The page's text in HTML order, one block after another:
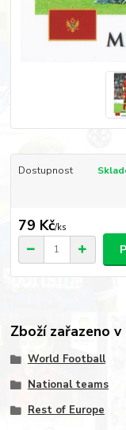
Dostupnost
79 Kč/ks
Zboží zařazeno
World Football
National teams
Rest of Europe